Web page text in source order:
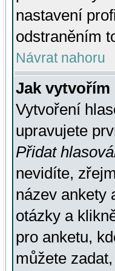
nastavení
odstraněním
Návrat nahoru
Jak vytvořím
Vytvoření
upravujete
Přidat
nevidíte,
název ankety
otázky a
pro anketu,
můžete